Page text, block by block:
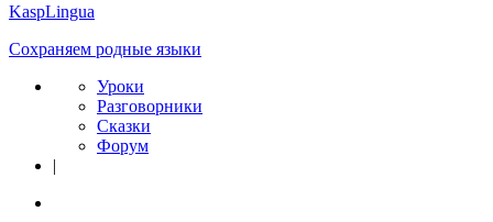
KaspLingua
Сохраняем родные языки
Уроки
Разговорники
Сказки
Форум
|